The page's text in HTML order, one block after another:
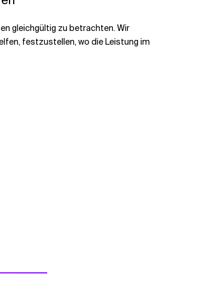
gleichgültig zu betrachten. Wir
festzustellen, wo die Leistung im